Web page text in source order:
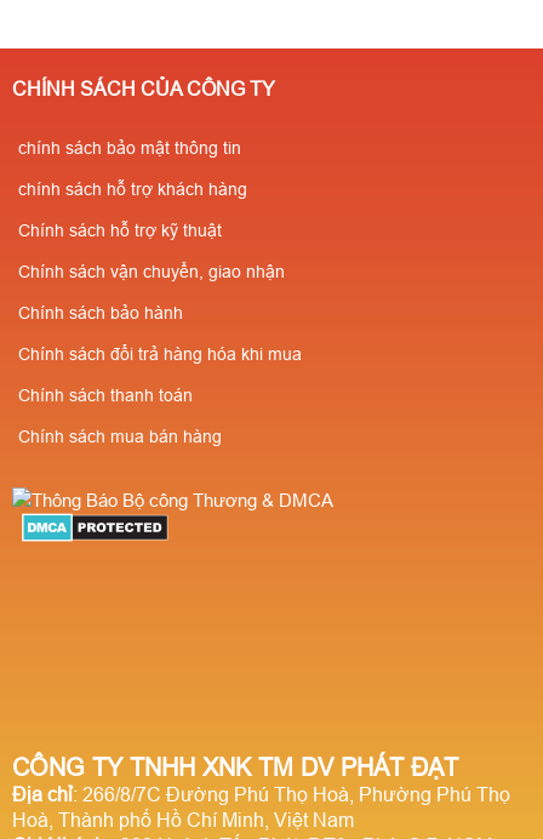
CÔNG TY TNHH XNK TM DV PHÁT ĐẠT
Địa chỉ: 266/8/7C Đường Phú Thọ Hoà, Phường Phú Thọ
Hoà, Thành phố Hồ Chí Minh, Việt Nam
CHÍNH SÁCH CỦA CÔNG TY
chính sách bảo mật thông tin
chính sách hỗ trợ khách hàng
Chính sách hỗ trợ kỹ thuật
Chính sách vận chuyển, giao nhận
Chính sách bảo hành
Chính sách đổi trả hàng hóa khi mua
Chính sách thanh toán
Chính sách mua bán hàng